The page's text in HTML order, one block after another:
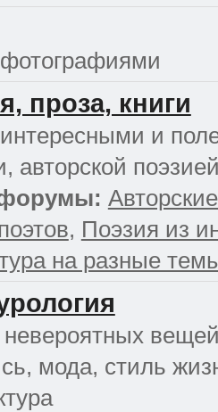
проза, книги
и
авторской
, Поэзия из
на разные
мода, стиль